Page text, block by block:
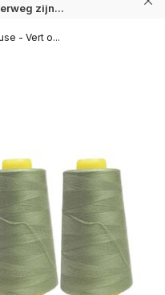
zijn...
- Vert o...